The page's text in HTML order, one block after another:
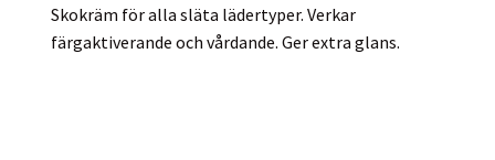
Skokräm för alla släta lädertyper. Verkar
färgaktiverande och vårdande. Ger extra glans.